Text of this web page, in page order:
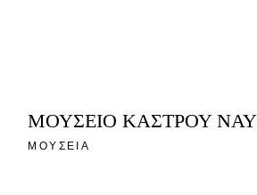
ΜΟΥΣΕΙΟ ΚΑΣΤΡΟΥ
ΜΟΥΣΕΙΑ